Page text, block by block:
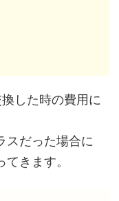
した時の費用に
スだった場合に
きます。